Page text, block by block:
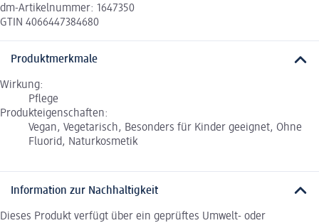
dm-Artikelnummer: 1647350
GTIN 4066447384680
Produktmerkmale
Wirkung:
Pflege
Produkteigenschaften:
Vegan, Vegetarisch, Besonders für Kinder geeignet, Ohne
Fluorid, Naturkosmetik
Information zur Nachhaltigkeit
Dieses Produkt verfügt über ein geprüftes Umwelt- oder